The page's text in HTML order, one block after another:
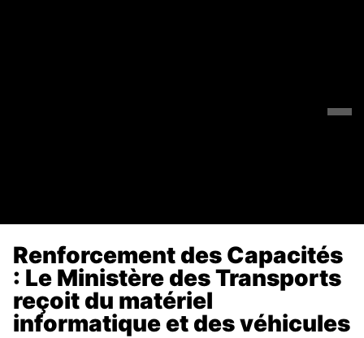
Renforcement des Capacités
: Le Ministère des Transports
reçoit du matériel
informatique et des véhicules